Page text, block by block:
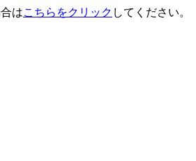
はこちらをクリック してください。